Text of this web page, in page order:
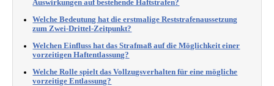
Auswirkungen auf bestehende Haftstrafen?
Welche Bedeutung hat die erstmalige Reststrafenaussetzung
zum Zwei-Drittel-Zeitpunkt?
Welchen Einfluss hat das Strafmaß auf die Möglichkeit einer
vorzeitigen Haftentlassung?
Welche Rolle spielt das Vollzugsverhalten für eine mögliche
vorzeitige Entlassung?